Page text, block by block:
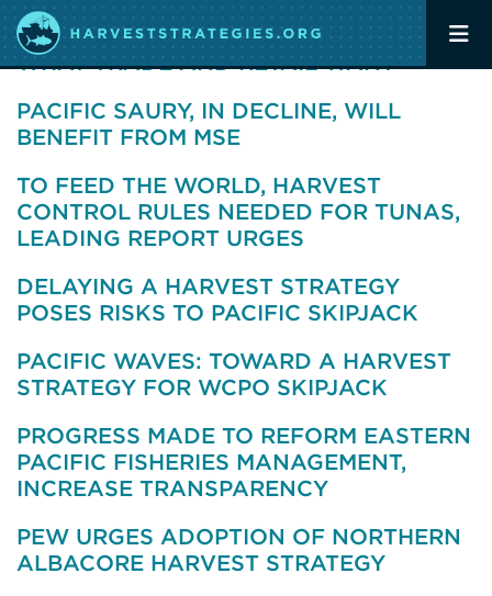
SOURCING SEAFOOD RESPONSIBLY:
WHAT TRADE AND RETAIL WANT
PACIFIC SAURY, IN DECLINE, WILL
BENEFIT FROM MSE
TO FEED THE WORLD, HARVEST
CONTROL RULES NEEDED FOR TUNAS,
LEADING REPORT URGES
DELAYING A HARVEST STRATEGY
POSES RISKS TO PACIFIC SKIPJACK
PACIFIC WAVES: TOWARD A HARVEST
STRATEGY FOR WCPO SKIPJACK
PROGRESS MADE TO REFORM EASTERN
PACIFIC FISHERIES MANAGEMENT,
INCREASE TRANSPARENCY
PEW URGES ADOPTION OF NORTHERN
ALBACORE HARVEST STRATEGY